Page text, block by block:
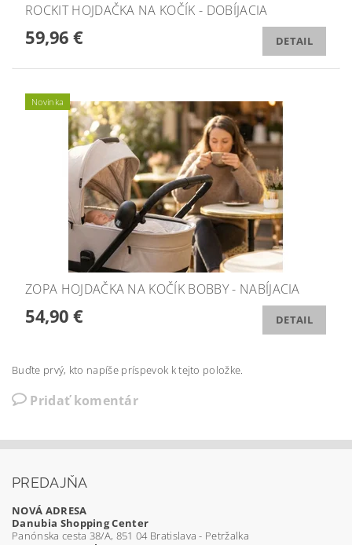
ROCKIT HOJDAČKA NA KOČÍK - DOBÍJACIA
59,96 € DETAIL
Novinka
ZOPA HOJDAČKA NA KOČÍK BOBBY - NABÍJACIA
54,90 € DETAIL
Buďte prvý, kto napíše príspevok k tejto položke.
Pridať komentár
PREDAJŇA
NOVÁ ADRESA
Danubia Shopping Center
Panónska cesta 38/A, 851 04 Bratislava - Petržalka